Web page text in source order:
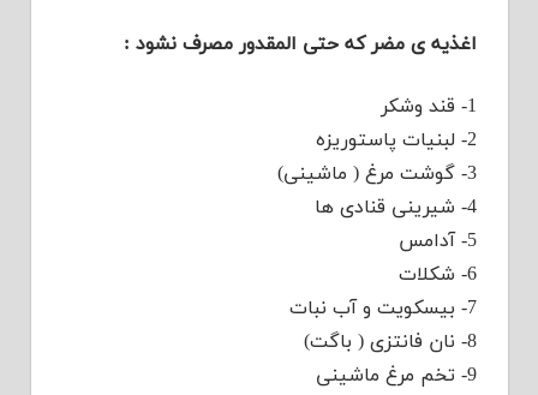
اغذیه ی مضر که حتی المقدور مصرف نشود :
1- قند وشکر
2- لبنیات پاستوریزه
3- گوشت مرغ ( ماشینی)
4- شیرینی قنادی ها
5- آدامس
6- شکلات
7- بیسکویت و آب نبات
8- نان فانتزی ( باگت)
9- تخم مرغ ماشینی